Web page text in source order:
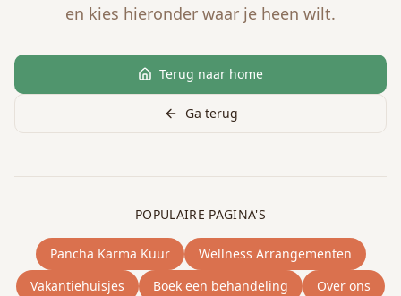
en kies hieronder waar je heen wilt.
Terug naar home
Ga terug
POPULAIRE PAGINA'S
Pancha Karma Kuur
Wellness Arrangementen
Vakantiehuisjes
Boek een behandeling
Over ons